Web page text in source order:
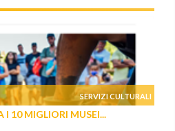
SERVIZI CULTURALI
I 10 MIGLIORI MUSEI...